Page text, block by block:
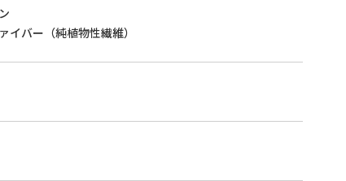
イバー（純植物性繊維）